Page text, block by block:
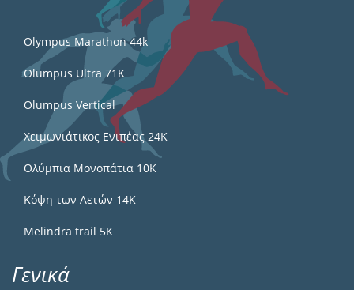
Olympus Marathon 44k
Olumpus Ultra 71K
Olumpus Vertical
Χειμωνιάτικος Ενιπέας 24Κ
Ολύμπια Μονοπάτια 10Κ
Κόψη των Αετών 14Κ
Melindra trail 5Κ
Γενικά